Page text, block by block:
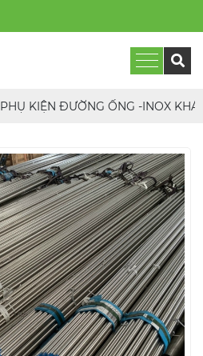
PHỤ KIỆN ĐƯỜNG ỐNG -INOX